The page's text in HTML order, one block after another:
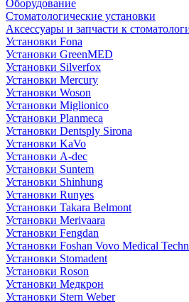
Оборудование
Стоматологические установки
Аксессуары и запчасти к
Установки Fona
Установки GreenMED
Установки Silverfox
Установки Mercury
Установки Woson
Установки Miglionico
Установки Planmeca
Установки Dentsply Sirona
Установки KaVo
Установки A-dec
Установки Suntem
Установки Shinhung
Установки Runyes
Установки Takara Belmont
Установки Merivaara
Установки Fengdan
Установки Foshan Vovo Medical
Установки Stomadent
Установки Roson
Установки Медкрон
Установки Stern Weber